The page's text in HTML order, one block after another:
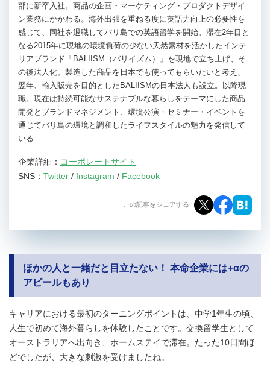
部に新卒入社。商品の企画・マーケティング・プロダクトデザイ
ン業務にかかわる。海外出張を重ねる度に英語力向上の必要性を
感じて、同社を退職してバリ島での英語留学を開始。滞在2年目と
なる2015年に現地の環境負荷の少ない天然素材を活かしたインテ
リアブランド「BALIISM（バリイズム）」を現地で立ち上げ、そ
の後法人化。製造した商品を日本でも使ってもらいたいと考え、
翌年、輸入販売を目的としたBALIISMの日本法人も設立。以降現
職。現在は持続可能なサステナブルな暮らしをテーマにした商品
開発とブランドマネジメント、環境公演・セミナー・イベントを
通じてバリ島の環境と調和したライフスタイルの魅力を発信して
いる
企業詳細： コーポレートサイト
SNS： Twitter / Instagram / Facebook
この記事をシェアする
ほかの人と一緒だと目立たない！ 本命企業には+αの
アピールもあり
キャリアにおける最初のターニングポイントは、中学1年生の頃、
人生で初めて海外暮らしを体験したことです。交換留学生として
オーストラリアへ出向き、ホームステイで滞在。たった10日間ほ
どでしたが、大きな刺激を受けましたね。